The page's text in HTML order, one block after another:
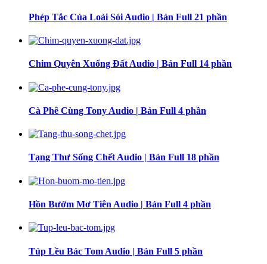
Phép Tắc Của Loài Sói Audio | Bản Full 21 phần
Chim Quyên Xuống Đất Audio | Bản Full 14 phần
Cà Phê Cùng Tony Audio | Bản Full 4 phần
Tạng Thư Sống Chết Audio | Bản Full 18 phần
Hồn Bướm Mơ Tiên Audio | Bản Full 4 phần
Túp Lều Bác Tom Audio | Bản Full 5 phần